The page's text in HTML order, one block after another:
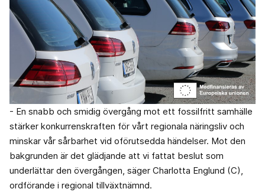
- En snabb och smidig övergång mot ett fossilfritt samhälle
stärker konkurrenskraften för vårt regionala näringsliv och
minskar vår sårbarhet vid oförutsedda händelser. Mot den
bakgrunden är det glädjande att vi fattat beslut som
underlättar den övergången, säger Charlotta Englund (C),
ordförande i regional tillväxtnämnd.